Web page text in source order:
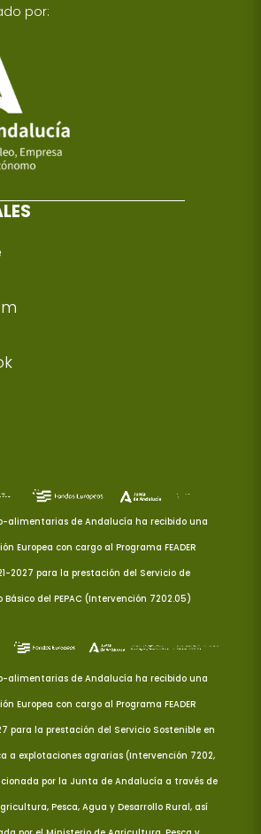
por:
alimentarias de Andalucía ha recibido una
Europea con cargo al Programa FEADER
2027 para la prestación del Servicio de
Básico del PEPAC (Intervención 7202.05)
alimentarias de Andalucía ha recibido una
Europea con cargo al Programa FEADER
para la prestación del Servicio Sostenible en
a explotaciones agrarias (Intervención 7202,
por la Junta de Andalucía a través de
Pesca, Agua y Desarrollo Rural, así